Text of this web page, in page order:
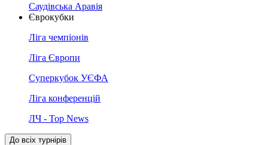
Саудівська Аравія
Єврокубки
Ліга чемпіонів
Ліга Європи
Суперкубок УЄФА
Ліга конференцій
ЛЧ - Top News
До всіх турнірів